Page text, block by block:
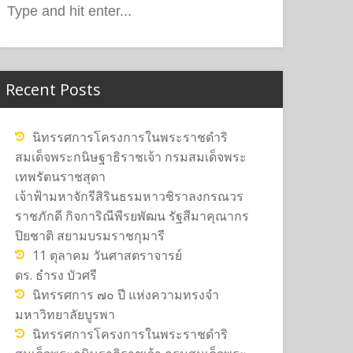
Recent Posts
นิทรรศการโครงการในพระราชดำริ
สมเด็จพระกนิษฐาธิราชเจ้า กรมสมเด็จพระ
เทพรัตนราชสุดา
เจ้าฟ้ามหาจักรีสิรินธรมหาวชิราลงกรณวร
ราชภักดี กิจการิณีพีรยพัฒน รัฐสีมาคุณากร
ปิยชาติ สยามบรมราชกุมารี
11 ตุลาคม วันศาสตราจารย์
ดร. ธำรง บัวศรี
นิทรรศการ ๗๐ ปี แห่งความทรงจำ
มหาวิทยาลัยบูรพา
นิทรรศการโครงการในพระราชดำริ